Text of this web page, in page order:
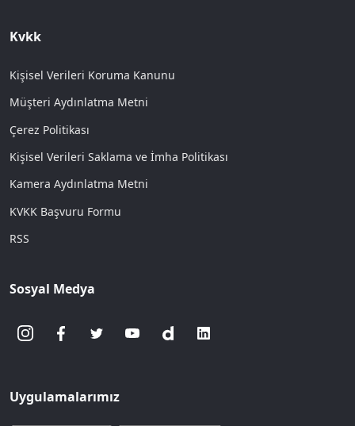
Kvkk
Kişisel Verileri Koruma Kanunu
Müşteri Aydınlatma Metni
Çerez Politikası
Kişisel Verileri Saklama ve İmha Politikası
Kamera Aydınlatma Metni
KVKK Başvuru Formu
RSS
Sosyal Medya
Uygulamalarımız